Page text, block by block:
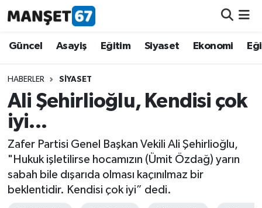
Güncel Asayiş Eğitim Siyaset Ekonomi
HABERLER SIYASET
Ali Şehirlioğlu, Kendisi çok
iyi...
Zafer Partisi Genel Başkan Vekili Ali Şehirlioğlu,
"Hukuk işletilirse hocamızın (Ümit Özdağ) yarın
sabah bile dışarıda olması kaçınılmaz bir
beklentidir. Kendisi çok iyi” dedi.
Güncel
Asayiş
Siyaset
Eğitim
Ekonomi